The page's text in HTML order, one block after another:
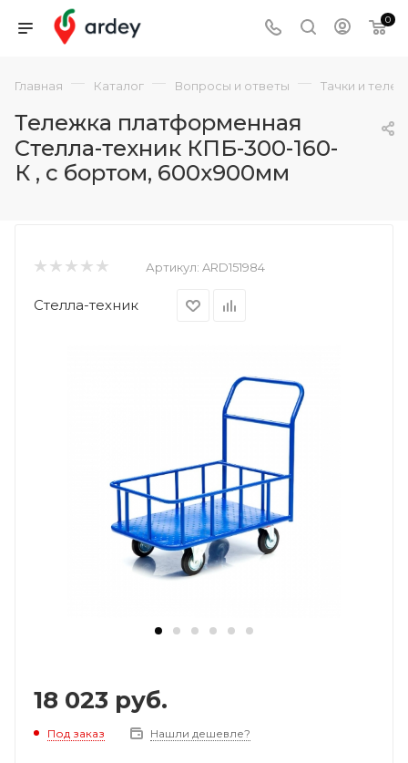
0
Главная — Каталог — Вопросы и ответы — Тачки и
Тележка платформенная
Стелла-техник КПБ-300-160-
К , с бортом, 600х900мм
Артикул: ARD151984
Стелла-техник
18 023 руб.
Под заказ Нашли дешевле?